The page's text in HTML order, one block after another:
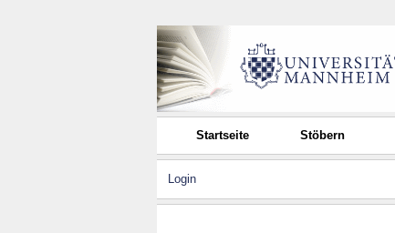
Startseite Stöbern
Login